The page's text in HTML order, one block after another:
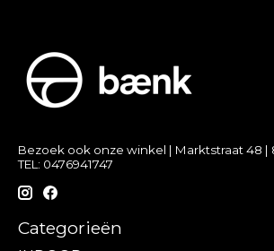
Bezoek ook onze winkel | Marktstraat 48 |
TEL: 0476941747
Categorieën